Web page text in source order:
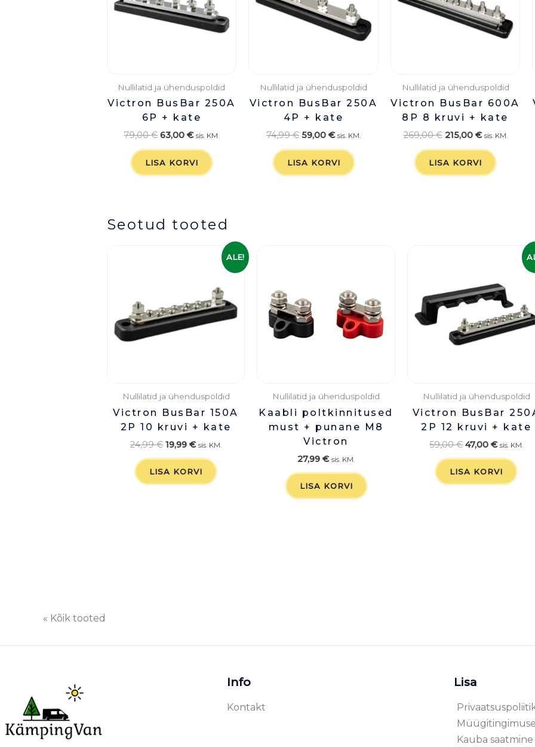
Nullilatid ja ühenduspoldid
Victron BusBar 250A
6P + kate
79,00€ 63,00€ sis. KM.
LISA KORVI
Nullilatid ja ühenduspoldid
Victron BusBar 250A
4P + kate
74,99€ 59,00€ sis. KM.
LISA KORVI
Nullilatid ja ühenduspoldid
Victron BusBar 600A
8P 8 kruvi + kate
269,00€ 215,00 € sis. KM.
LISA KORVI
Seotud tooted
ALE!
Nullilatid ja ühenduspoldid
Victron BusBar 150A
2P 10 kruvi + kate
24,99€ 19,99€
Praegune
sis. KM.
LISA KORVI
Nullilatid ja ühenduspoldid
Kaabli poltkinnitused
must + punane M8
Victron
27,99€ sis. KM.
LISA KORVI
Nullilatid ja ühenduspoldid
Victron BusBar
2P 12 kruvi + kate
59,00€
59,00 €.
47,00€
47,00 €.
sis. KM.
LISA KORVI
« Kõik tooted
Info
Kontakt
Lisa
Kauba